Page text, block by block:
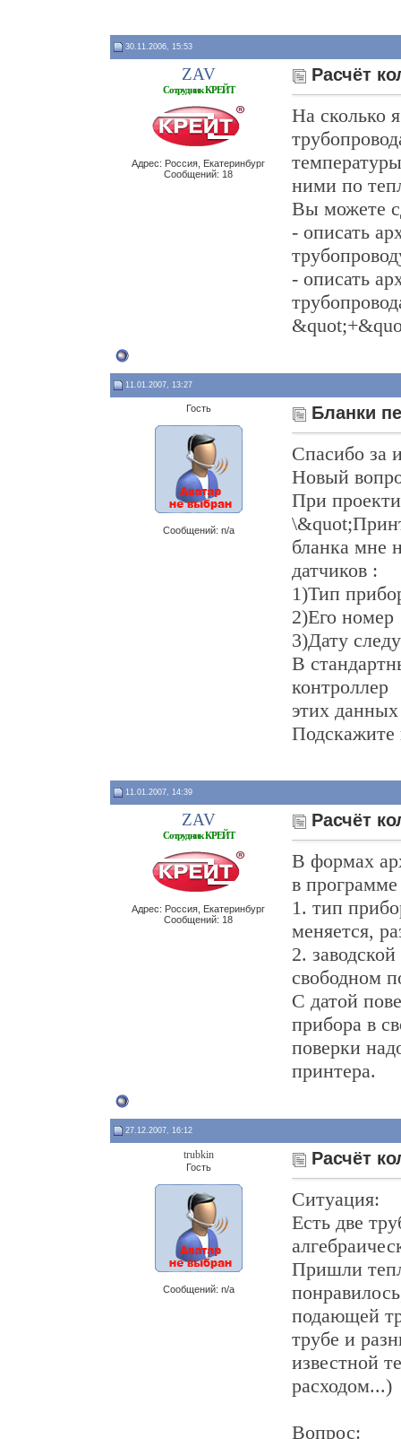
30.11.2006, 15:53
ZAV
Сотрудник КРЕЙТ
Адрес: Россия, Екатеринбург
Сообщений: 18
Расчёт
На сколько
ними по
Вы можете
- описать
- описать
11.01.2007, 13:27
Гость
Сообщений: n/a
Бланки
Спасибо за
Новый
При
бланка мне
датчиков :
1)Тип
2)Его номер
3)Дату
В
контроллер
этих
Подскажите
11.01.2007, 14:39
ZAV
Сотрудник КРЕЙТ
Адрес: Россия, Екатеринбург
Сообщений: 18
Расчёт
В формах
в
1. тип
меняется,
2.
свободном
С датой
прибора в
поверки
принтера.
27.12.2007, 16:12
trubkin
Гость
Сообщений: n/a
Расчёт
Ситуация:
Есть две
Пришли
подающей
трубе и
известной
расходом...)
Вопрос: